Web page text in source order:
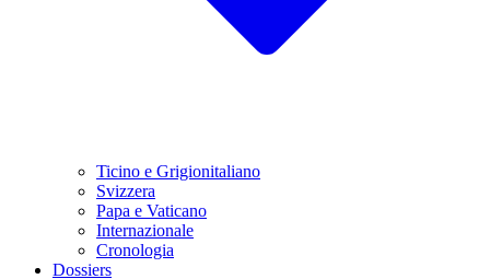
Ticino e Grigionitaliano
Svizzera
Papa e Vaticano
Internazionale
Cronologia
Dossiers